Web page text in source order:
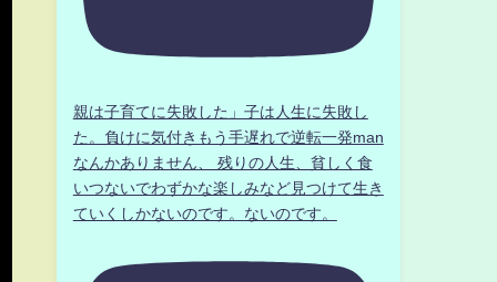
親は子育てに失敗した」子は人生に失敗し
た。負けに気付きもう手遅れで逆転一発man
なんかありません、 残りの人生、貧しく食
いつないでわずかな楽しみなど見つけて生き
ていくしかないのです。ないのです。